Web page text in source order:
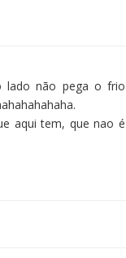
lado não pega o frio
aqui tem, que nao é